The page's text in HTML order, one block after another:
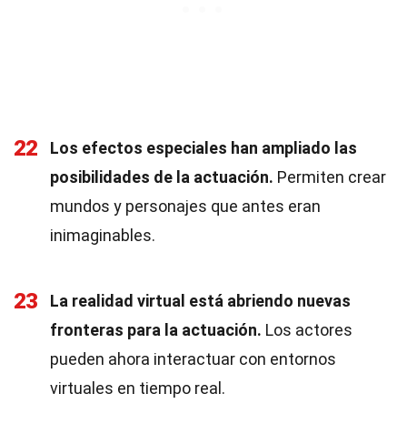
22
Los efectos especiales han ampliado las
posibilidades de la actuación. Permiten crear
mundos y personajes que antes eran
inimaginables.
23
La realidad virtual está abriendo nuevas
fronteras para la actuación. Los actores
pueden ahora interactuar con entornos
virtuales en tiempo real.